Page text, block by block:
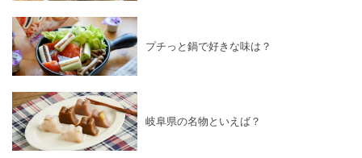
プチっと鍋で好きな味は？
岐阜県の名物といえば？